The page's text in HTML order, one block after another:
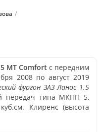
MT Comfort с передним
2008 по август 2019
фургон ЗАЗ Ланос 1.5
передач типа МКПП 5,
Клиренс (высота